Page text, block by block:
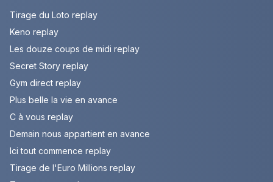
Tirage du Loto replay
Keno replay
Les douze coups de midi replay
Secret Story replay
Gym direct replay
Plus belle la vie en avance
C à vous replay
Demain nous appartient en avance
Ici tout commence replay
Tirage de l'Euro Millions replay